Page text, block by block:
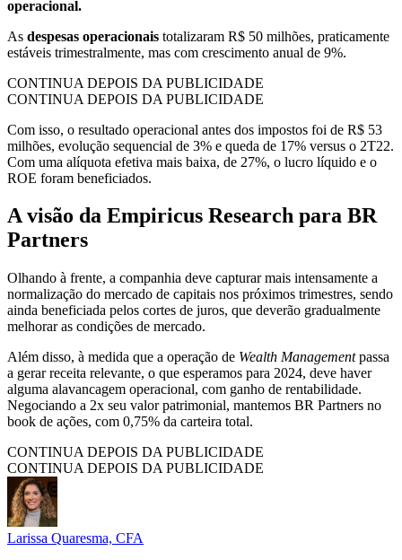
operacional.
As despesas operacionais totalizaram R$ 50 milhões, praticamente
estáveis trimestralmente, mas com crescimento anual de 9%.
CONTINUA DEPOIS DA PUBLICIDADE
CONTINUA DEPOIS DA PUBLICIDADE
Com isso, o resultado operacional antes dos impostos foi de R$ 53
milhões, evolução sequencial de 3% e queda de 17% versus o 2T22.
Com uma alíquota efetiva mais baixa, de 27%, o lucro líquido e o
ROE foram beneficiados.
A visão da Empiricus Research para BR
Partners
Olhando à frente, a companhia deve capturar mais intensamente a
normalização do mercado de capitais nos próximos trimestres, sendo
ainda beneficiada pelos cortes de juros, que deverão gradualmente
melhorar as condições de mercado.
Além disso, à medida que a operação de Wealth Managementpassa
a gerar receita relevante, o que esperamos para 2024, deve haver
alguma alavancagem operacional, com ganho de rentabilidade.
Negociando a 2x seu valor patrimonial, mantemos BR Partners no
book de ações, com 0,75% da carteira total.
CONTINUA DEPOIS DA PUBLICIDADE
CONTINUA DEPOIS DA PUBLICIDADE
Larissa Quaresma, CFA